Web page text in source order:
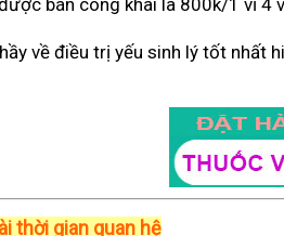
bán công khai là 800k/1 vỉ 4
về điều trị yếu sinh lý tốt nhất
thời gian quan hệ